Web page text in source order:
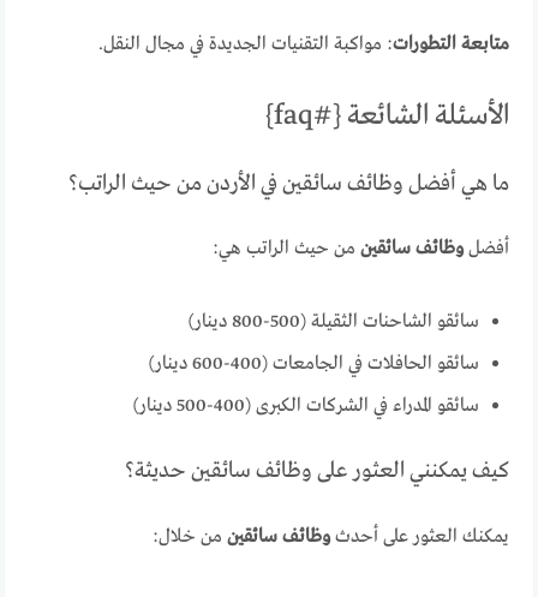
متابعة التطورات: مواكبة التقنيات الجديدة في مجال النقل.
الأسئلة الشائعة {#faq}
ما هي أفضل وظائف سائقين في الأردن من حيث الراتب؟
أفضلوظائف سائقين من حيث الراتب هي:
سائقو الشاحنات الثقيلة (500-800 دينار)
سائقو الحافلات في الجامعات (400-600 دينار)
سائقو المدراء في الشركات الكبرى (400-500 دينار)
كيف يمكنني العثور على وظائف سائقين حديثة؟
يمكنك العثور على أحدثوظائف سائقين من خلال: